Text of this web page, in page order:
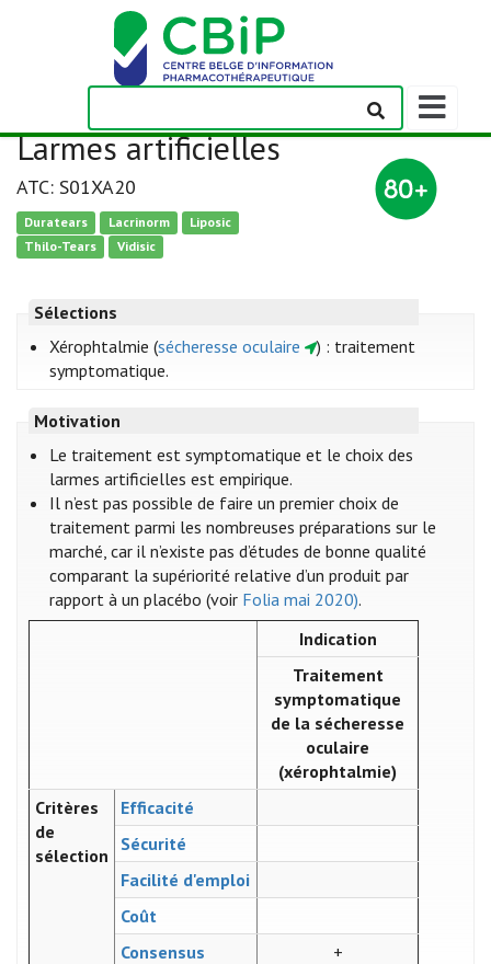
Afficher/
la
de
navigation
Larmes artificielles
ATC: S01XA20
Duratears Lacrinorm
Liposic
Thilo-Tears
Vidisic
Sélections
Xérophtalmie (sécheresse oculaire
) : traitement
symptomatique.
Motivation
Le traitement est symptomatique et le choix des
larmes artificielles est empirique.
Il n’est pas possible de faire un premier choix de
traitement parmi les nombreuses préparations sur le
marché, car il n’existe pas d’études de bonne qualité
comparant la supériorité relative d’un produit par
rapport à un placébo (voir Folia mai 2020).
Indication
Traitement
symptomatique
de la sécheresse
oculaire
(xérophtalmie)
Critères
de
sélection
Efficacité
Sécurité
Facilité d'emploi
Coût
Consensus
+